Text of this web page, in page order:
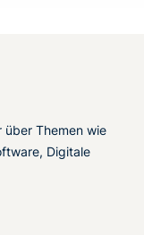
über Themen wie
Digitale